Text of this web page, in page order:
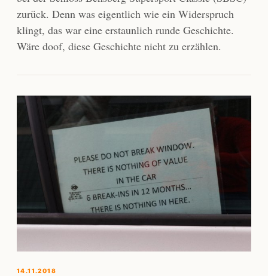
zurück. Denn was eigentlich wie ein Widerspruch
klingt, das war eine erstaunlich runde Geschichte.
Wäre doof, diese Geschichte nicht zu erzählen.
14.11.2018